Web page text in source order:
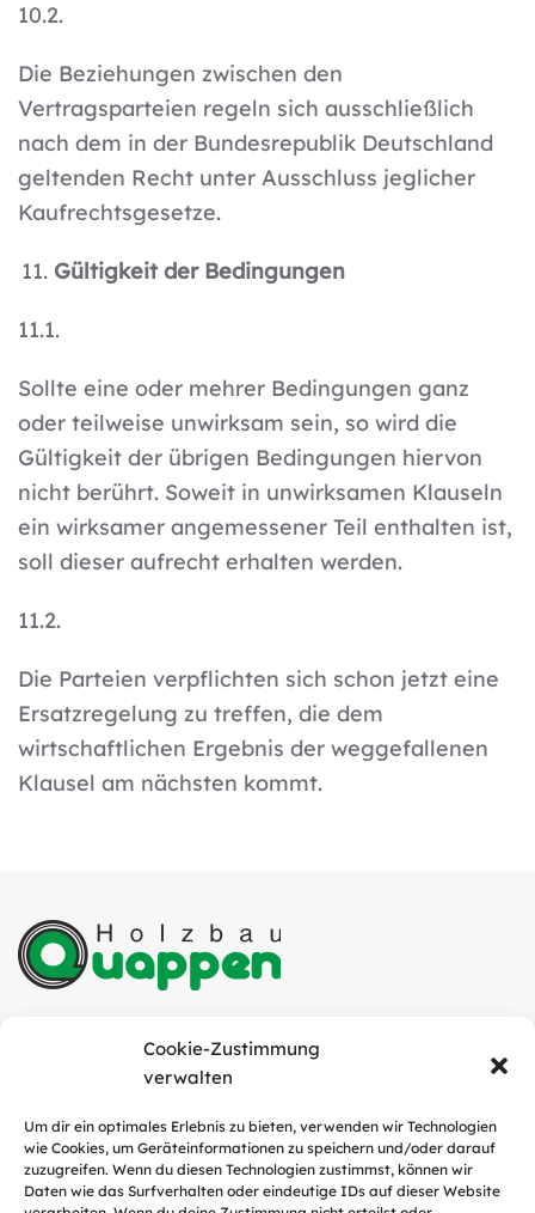
Cookie-Zustimmung
verwalten
Um dir ein optimales Erlebnis zu bieten, verwenden wir Technologien
wie Cookies, um Geräteinformationen zu speichern und/oder darauf
zuzugreifen. Wenn du diesen Technologien zustimmst, können wir
Daten wie das Surfverhalten oder eindeutige IDs auf dieser Website
10.2.
Die Beziehungen zwischen den
Vertragsparteien regeln sich ausschließlich
nach dem in der Bundesrepublik Deutschland
geltenden Recht unter Ausschluss jeglicher
Kaufrechtsgesetze.
Gültigkeit der Bedingungen
11.1.
Sollte eine oder mehrer Bedingungen ganz
oder teilweise unwirksam sein, so wird die
Gültigkeit der übrigen Bedingungen hiervon
nicht berührt. Soweit in unwirksamen Klauseln
ein wirksamer angemessener Teil enthalten ist,
soll dieser aufrecht erhalten werden.
11.2.
Die Parteien verpflichten sich schon jetzt eine
Ersatzregelung zu treffen, die dem
wirtschaftlichen Ergebnis der weggefallenen
Klausel am nächsten kommt.
Tel.: 05952 / 9311-0
E-Mail: info@quappen-holzbau.de